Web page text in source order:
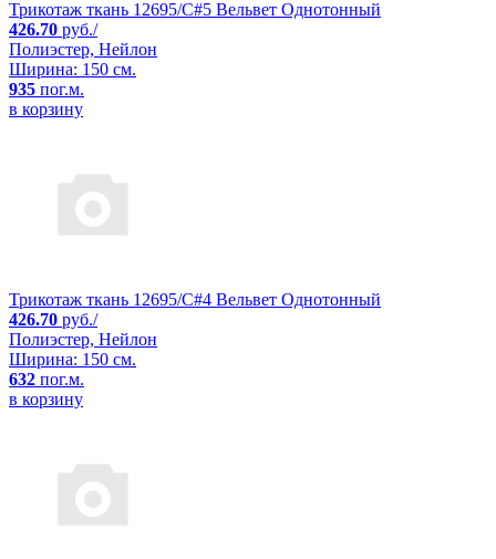
Трикотаж ткань 12695/C#5 Вельвет Однотонный
426.70 руб./
Полиэстер, Нейлон
Ширина: 150 см.
935 пог.м.
в корзину
Трикотаж ткань 12695/C#4 Вельвет Однотонный
426.70 руб./
Полиэстер, Нейлон
Ширина: 150 см.
632 пог.м.
в корзину